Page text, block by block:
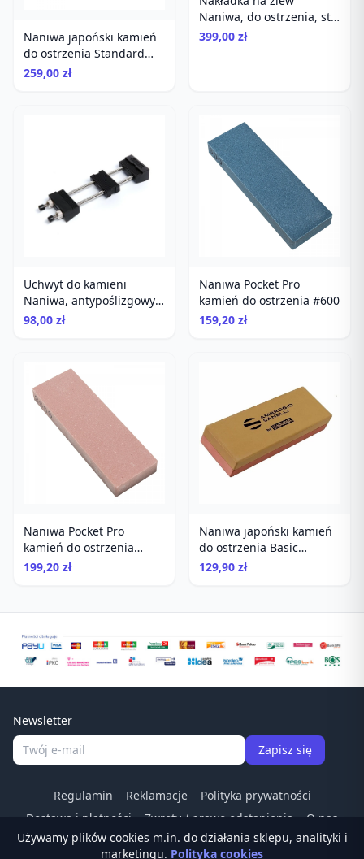
Naniwa japoński kamień
do ostrzenia Standard
Stone 8000
259,00 zł
Naniwa, do ostrzenia, stal
nierdzewna, regulowana
399,00 zł
Uchwyt do kamieni
Naniwa, antypoślizgowy,
uniwersalny, do ostrzenia
98,00 zł
Naniwa Pocket Pro
kamień do ostrzenia #600
159,20 zł
Naniwa Pocket Pro
kamień do ostrzenia
#3000
199,20 zł
Naniwa japoński kamień
do ostrzenia Basic
Combination Stone
129,90 zł
Newsletter
Zapisz się
Regulamin Reklamacje
Polityka prywatności
Dostawa i płatności
Zwroty / prawo odstapienia
O nas
Kontakt
Odstąp od umowy
Używamy plików cookies m.in. do działania sklepu, analityki i
marketingu. Polityka cookies